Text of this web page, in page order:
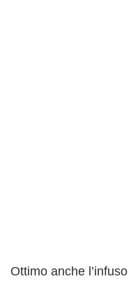
Ottimo anche